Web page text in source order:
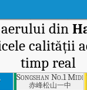
din
calității
timp real
Songshan No.1
赤峰松山一中